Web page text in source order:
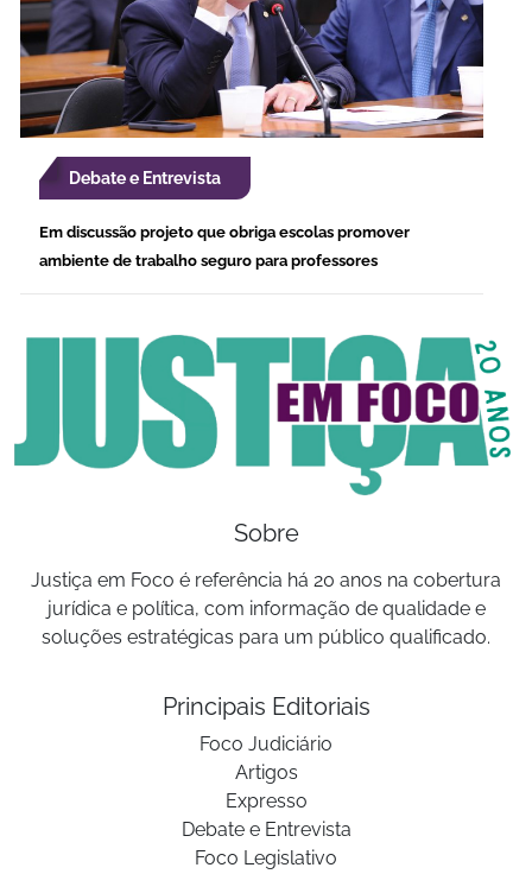
Debate e Entrevista
Em discussão projeto que obriga escolas promover
ambiente de trabalho seguro para professores
Sobre
Justiça em Foco é referência há 20 anos na cobertura
jurídica e política, com informação de qualidade e
soluções estratégicas para um público qualificado.
Principais Editoriais
Foco Judiciário
Artigos
Expresso
Debate e Entrevista
Foco Legislativo